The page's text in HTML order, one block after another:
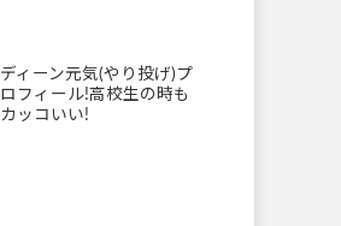
ディーン元気(やり投げ)プ
ロフィール!高校生の時も
カッコいい!